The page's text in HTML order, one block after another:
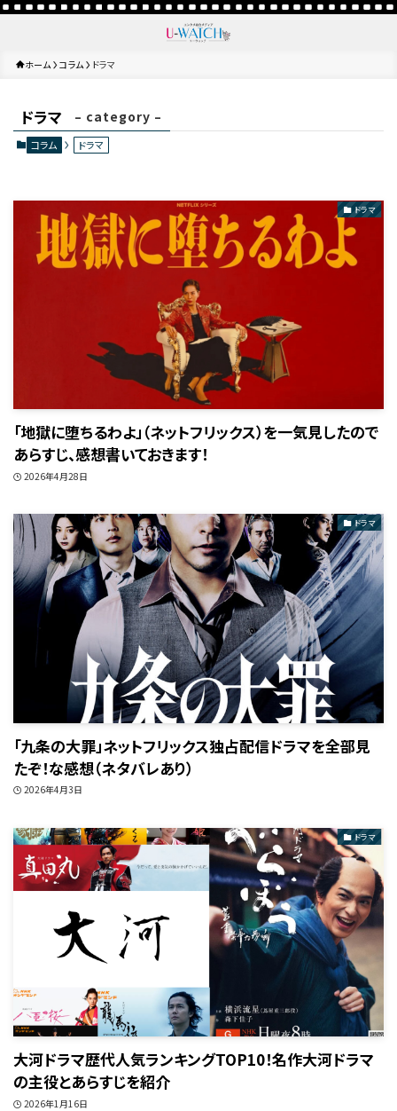
ホーム コラム ドラマ
ドラマ – category –
コラム ドラマ
ドラマ
「地獄に堕ちるわよ」（ネットフリックス）を一気見したので
あらすじ、感想書いておきます！
2026年4月28日
ドラマ
「九条の大罪」ネットフリックス独占配信ドラマを全部見
たぞ！な感想（ネタバレあり）
2026年4月3日
ドラマ
大河ドラマ歴代人気ランキングTOP10！名作大河ドラマ
の主役とあらすじを紹介
2026年1月16日